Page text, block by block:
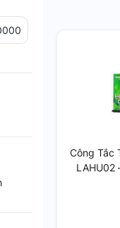
Công Tắc
LAHU02